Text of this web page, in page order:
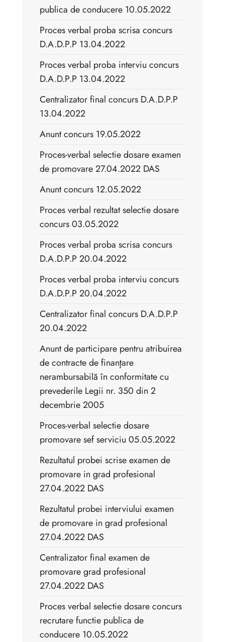
publica de conducere 10.05.2022
Proces verbal proba scrisa concurs
D.A.D.P.P 13.04.2022
Proces verbal proba interviu concurs
D.A.D.P.P 13.04.2022
Centralizator final concurs D.A.D.P.P
13.04.2022
Anunt concurs 19.05.2022
Proces-verbal selectie dosare examen
de promovare 27.04.2022 DAS
Anunt concurs 12.05.2022
Proces verbal rezultat selectie dosare
concurs 03.05.2022
Proces verbal proba scrisa concurs
D.A.D.P.P 20.04.2022
Proces verbal proba interviu concurs
D.A.D.P.P 20.04.2022
Centralizator final concurs D.A.D.P.P
20.04.2022
Anunt de participare pentru atribuirea
de contracte de finanţare
nerambursabilă în conformitate cu
prevederile Legii nr. 350 din 2
decembrie 2005
Proces-verbal selectie dosare
promovare sef serviciu 05.05.2022
Rezultatul probei scrise examen de
promovare in grad profesional
27.04.2022 DAS
Rezultatul probei interviului examen
de promovare in grad profesional
27.04.2022 DAS
Centralizator final examen de
promovare grad profesional
27.04.2022 DAS
Proces verbal selectie dosare concurs
recrutare functie publica de
conducere 10.05.2022